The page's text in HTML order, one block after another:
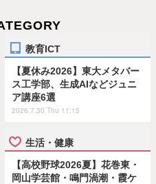
教育ICT
【夏休み2026】東大メタバー
ス工学部、生成AIなどジュニ
ア講座6選
2026.7.30 Thu 11:15
生活・健康
【高校野球2026夏】花巻東・
岡山学芸館・鳴門渦潮・霞ケ